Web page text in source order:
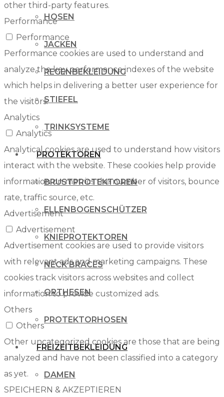
HOSEN
JACKEN
REGENBEKLEIDUNG
STIEFEL
TRINKSYSTEME
PROTEKTOREN
BRUSTPROTEKTOREN
ELLENBOGENSCHÜTZER
KNIEPROTEKTOREN
NECK BRACES
ORTHESEN
PROTEKTORHOSEN
FREIZEITBEKLEIDUNG
DAMEN
other third-party features.
Performance
Performance
Performance cookies are used to understand and
analyze the key performance indexes of the website
which helps in delivering a better user experience for
the visitors.
Analytics
Analytics
Analytical cookies are used to understand how visitors
interact with the website. These cookies help provide
information on metrics the number of visitors, bounce
rate, traffic source, etc.
Advertisement
Advertisement
Advertisement cookies are used to provide visitors
with relevant ads and marketing campaigns. These
cookies track visitors across websites and collect
information to provide customized ads.
Others
Others
Other uncategorized cookies are those that are being
analyzed and have not been classified into a category
as yet.
SPEICHERN & AKZEPTIEREN